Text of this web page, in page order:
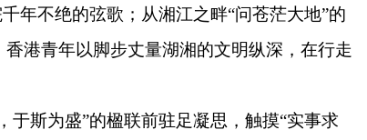
年不绝的弦歌；从湘江之畔“问苍茫大地”的
港青年以脚步丈量湖湘的文明纵深，在行走
于斯为盛”的楹联前驻足凝思，触摸“实事求